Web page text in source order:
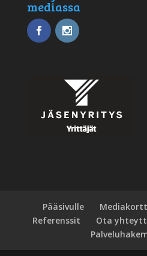
mediassa
Pääsivulle
Referenssit
Ota